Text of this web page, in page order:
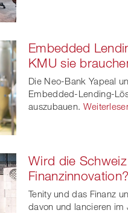
Embedded
KMU sie
Die Neo-Bank Yapeal
Embedded-Lending-
auszubauen.
Wird die
Finanzinnovation?
Tenity und das Finanz
davon und lancieren im